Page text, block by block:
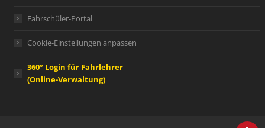
Fahrschüler-Portal
Cookie-Einstellungen anpassen
360° Login für Fahrlehrer
(Online-Verwaltung)